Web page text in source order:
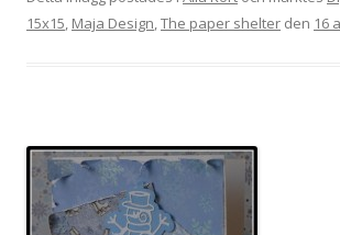
15x15, Maja Design,The paper shelter den 16